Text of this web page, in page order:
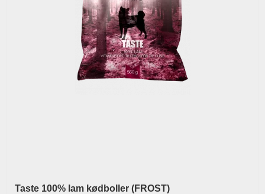
Taste 100% lam kødboller (FROST)